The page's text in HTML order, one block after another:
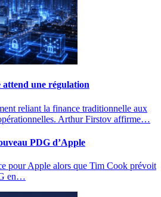
une régulation
reliant la finance traditionnelle aux
Arthur Firstov affirme…
PDG d’Apple
pour Apple alors que Tim Cook prévoit
en…